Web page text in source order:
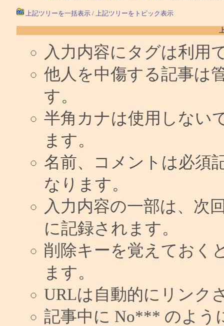
上記ツリーを一括表示/ 上記ツリーをトピック表示
入力内容にタグは利用
他人を中傷する記事は
す。
半角カナは使用しない
ます。
名前、コメントは必須
なります。
入力内容の一部は、次
に記録されます。
削除キーを覚えておく
ます。
URLは自動的にリンク
記事中に No*** のよう